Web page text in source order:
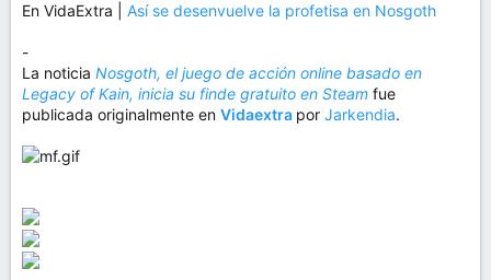
En VidaExtra | Así se desenvuelve la profetisa en Nosgoth
-
La noticia Nosgoth, el juego de acción online basado en
Legacy of Kain, inicia su finde gratuito en Steam fue
publicada originalmente en Vidaextra por Jarkendia.